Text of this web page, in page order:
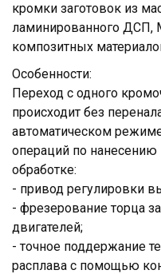
кромки заготовок из
ламинированного ДСП,
композитных
Особенности:
Переход с одного
происходит без
автоматическом
операций по нанесению
обработке:
- привод регулировки
- фрезерование торца
двигателей;
- точное поддержание
расплава с помощью